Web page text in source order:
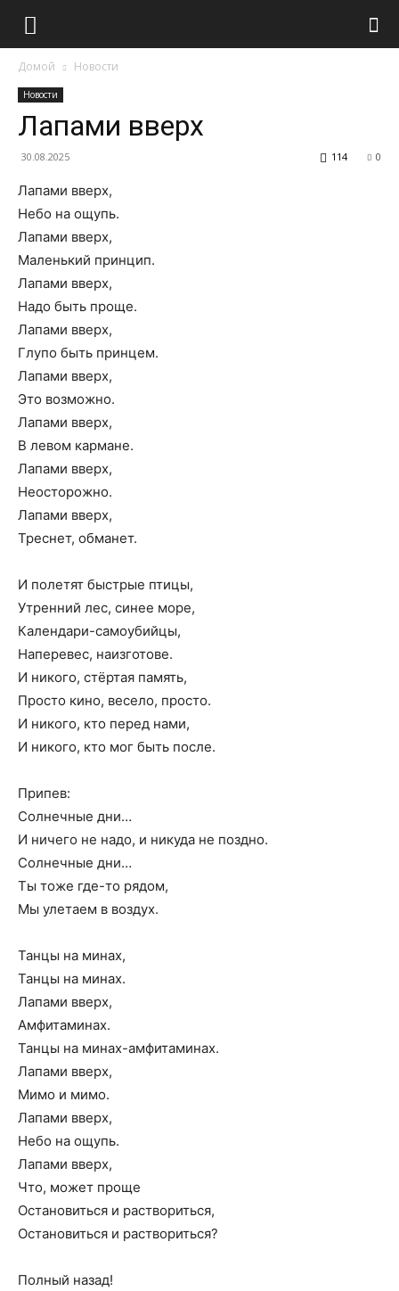
Домой Новости
Новости
Лапами вверх
30.08.2025 0
114
Лапами вверх,
Небо на ощупь.
Лапами вверх,
Маленький принцип.
Лапами вверх,
Надо быть проще.
Лапами вверх,
Глупо быть принцем.
Лапами вверх,
Это возможно.
Лапами вверх,
В левом кармане.
Лапами вверх,
Неосторожно.
Лапами вверх,
Треснет, обманет.
И полетят быстрые птицы,
Утренний лес, синее море,
Календари-самоубийцы,
Наперевес, наизготове.
И никого, стёртая память,
Просто кино, весело, просто.
И никого, кто перед нами,
И никого, кто мог быть после.
Припев:
Солнечные дни…
И ничего не надо, и никуда не поздно.
Солнечные дни…
Ты тоже где-то рядом,
Мы улетаем в воздух.
Танцы на минах,
Танцы на минах.
Лапами вверх,
Амфитаминах.
Танцы на минах-амфитаминах.
Лапами вверх,
Мимо и мимо.
Лапами вверх,
Небо на ощупь.
Лапами вверх,
Что, может проще
Остановиться и раствориться,
Остановиться и раствориться?
Полный назад!